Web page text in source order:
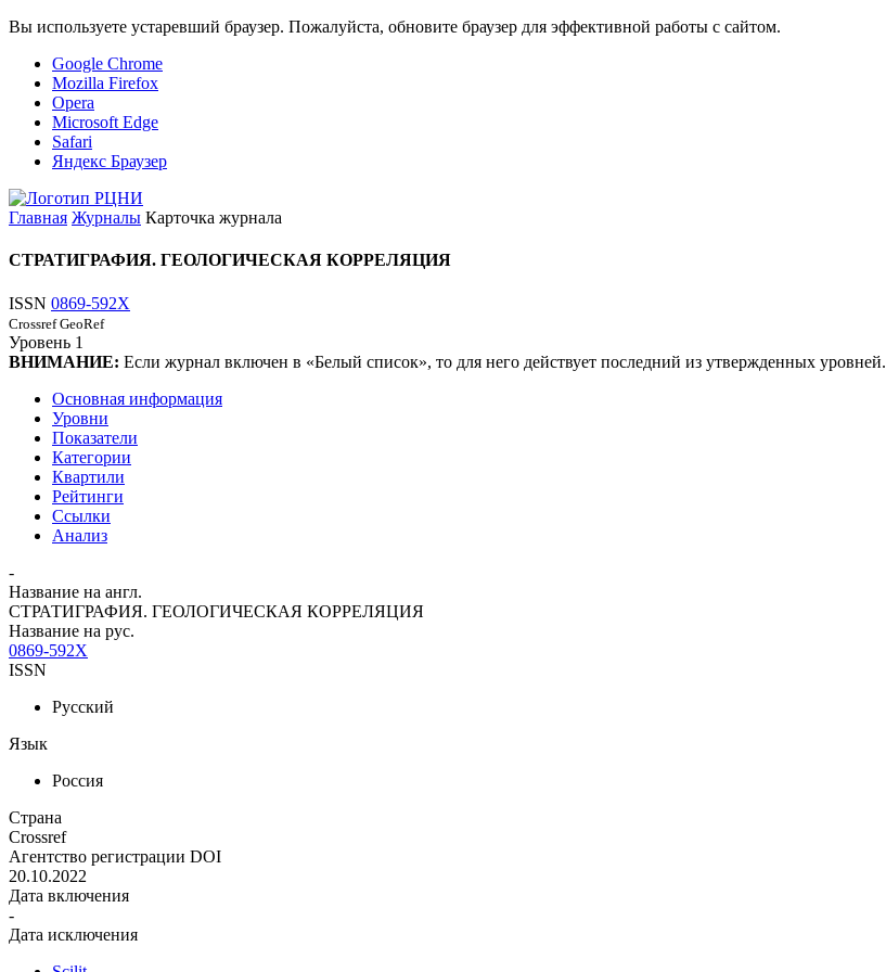
Вы используете устаревший браузер. Пожалуйста, обновите браузер для эффективной работы с сайтом.
Google Chrome
Mozilla Firefox
Opera
Microsoft Edge
Safari
Яндекс Браузер
Главная Журналы Карточка журнала
СТРАТИГРАФИЯ. ГЕОЛОГИЧЕСКАЯ КОРРЕЛЯЦИЯ
ISSN 0869-592X
Crossref GeoRef
Уровень 1
ВНИМАНИЕ: Если журнал включен в «Белый список», то для него действует последний из утвержденных уровней.
Основная информация
Уровни
Показатели
Категории
Квартили
Рейтинги
Ссылки
Анализ
-
Название на англ.
СТРАТИГРАФИЯ. ГЕОЛОГИЧЕСКАЯ КОРРЕЛЯЦИЯ
Название на рус.
0869-592X
ISSN
Русский
Язык
Россия
Страна
Crossref
Агентство регистрации DOI
20.10.2022
Дата включения
-
Дата исключения